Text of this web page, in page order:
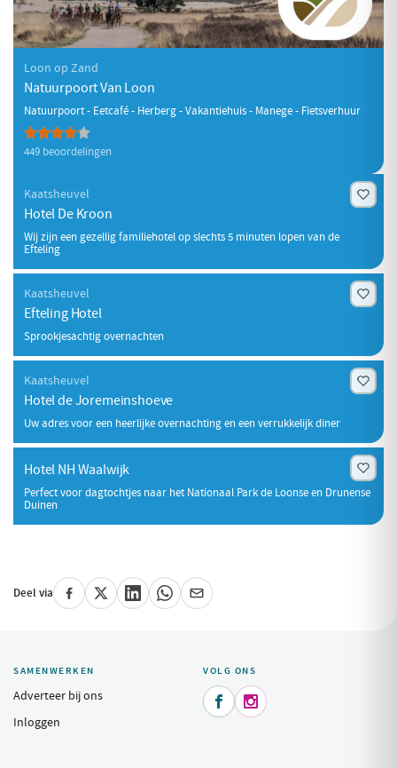
Loon op Zand
Natuurpoort Van Loon
Natuurpoort - Eetcafé - Herberg - Vakantiehuis - Manege - Fietsverhuur
449 beoordelingen
Kaatsheuvel
Hotel De Kroon
Wij zijn een gezellig familiehotel op slechts 5 minuten lopen van de
Efteling
Kaatsheuvel
Efteling Hotel
Sprookjesachtig overnachten
Kaatsheuvel
Hotel de Joremeinshoeve
Uw adres voor een heerlijke overnachting en een verrukkelijk diner
Hotel NH Waalwijk
Perfect voor dagtochtjes naar het Nationaal Park de Loonse en Drunense
Duinen
Deel via
SAMENWERKEN
Adverteer bij ons
Inloggen
VOLG ONS
 